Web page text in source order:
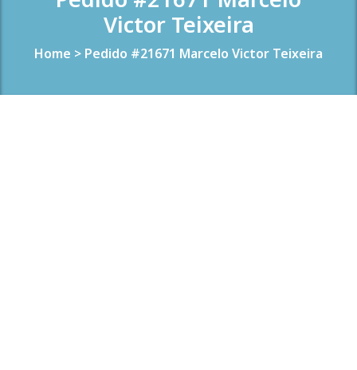
Victor Teixeira
Home > Pedido #21671 Marcelo Victor Teixeira